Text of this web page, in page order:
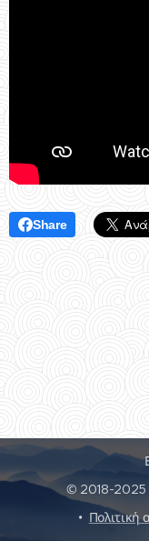
Share
© 2018-2025
Πολιτική